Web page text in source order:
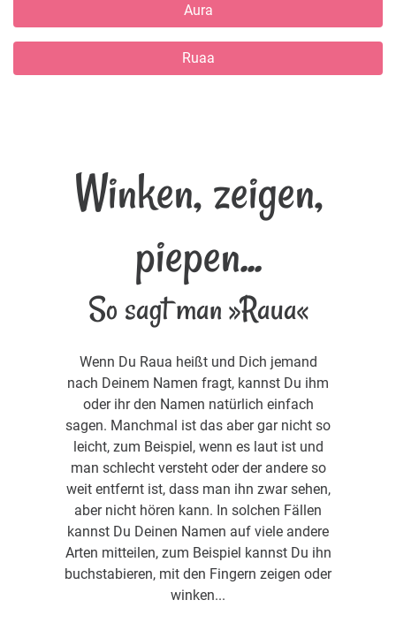
Aura
Ruaa
Winken, zeigen,
piepen...
So sagt man »Raua«
Wenn Du Raua heißt und Dich jemand
nach Deinem Namen fragt, kannst Du ihm
oder ihr den Namen natürlich einfach
sagen. Manchmal ist das aber gar nicht so
leicht, zum Beispiel, wenn es laut ist und
man schlecht versteht oder der andere so
weit entfernt ist, dass man ihn zwar sehen,
aber nicht hören kann. In solchen Fällen
kannst Du Deinen Namen auf viele andere
Arten mitteilen, zum Beispiel kannst Du ihn
buchstabieren, mit den Fingern zeigen oder
winken...